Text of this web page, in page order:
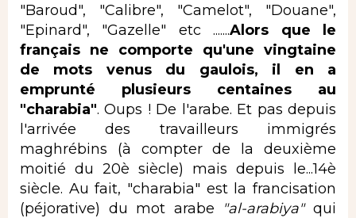
"Baroud", "Calibre", "Camelot", "Douane",
"Epinard", "Gazelle" etc .......Alors que le
français ne comporte qu'une vingtaine
de mots venus du gaulois, il en a
emprunté plusieurs centaines au
"charabia". Oups ! De l'arabe. Et pas depuis
l'arrivée des travailleurs immigrés
maghrébins (à compter de la deuxième
moitié du 20è siècle) mais depuis le...14è
siècle. Au fait, "charabia" est la francisation
(péjorative) du mot arabe
"al-arabiya"qui